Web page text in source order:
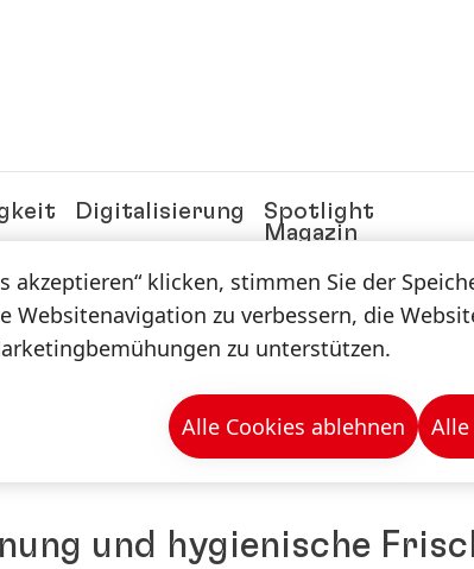
Digitalisierung
Spotlight
Magazin
und hygienische
akzeptieren“ klicken, stimmen Sie der
Websitenavigation zu verbessern, die
zu unterstützen.
Alle Cookies ablehnen Alle